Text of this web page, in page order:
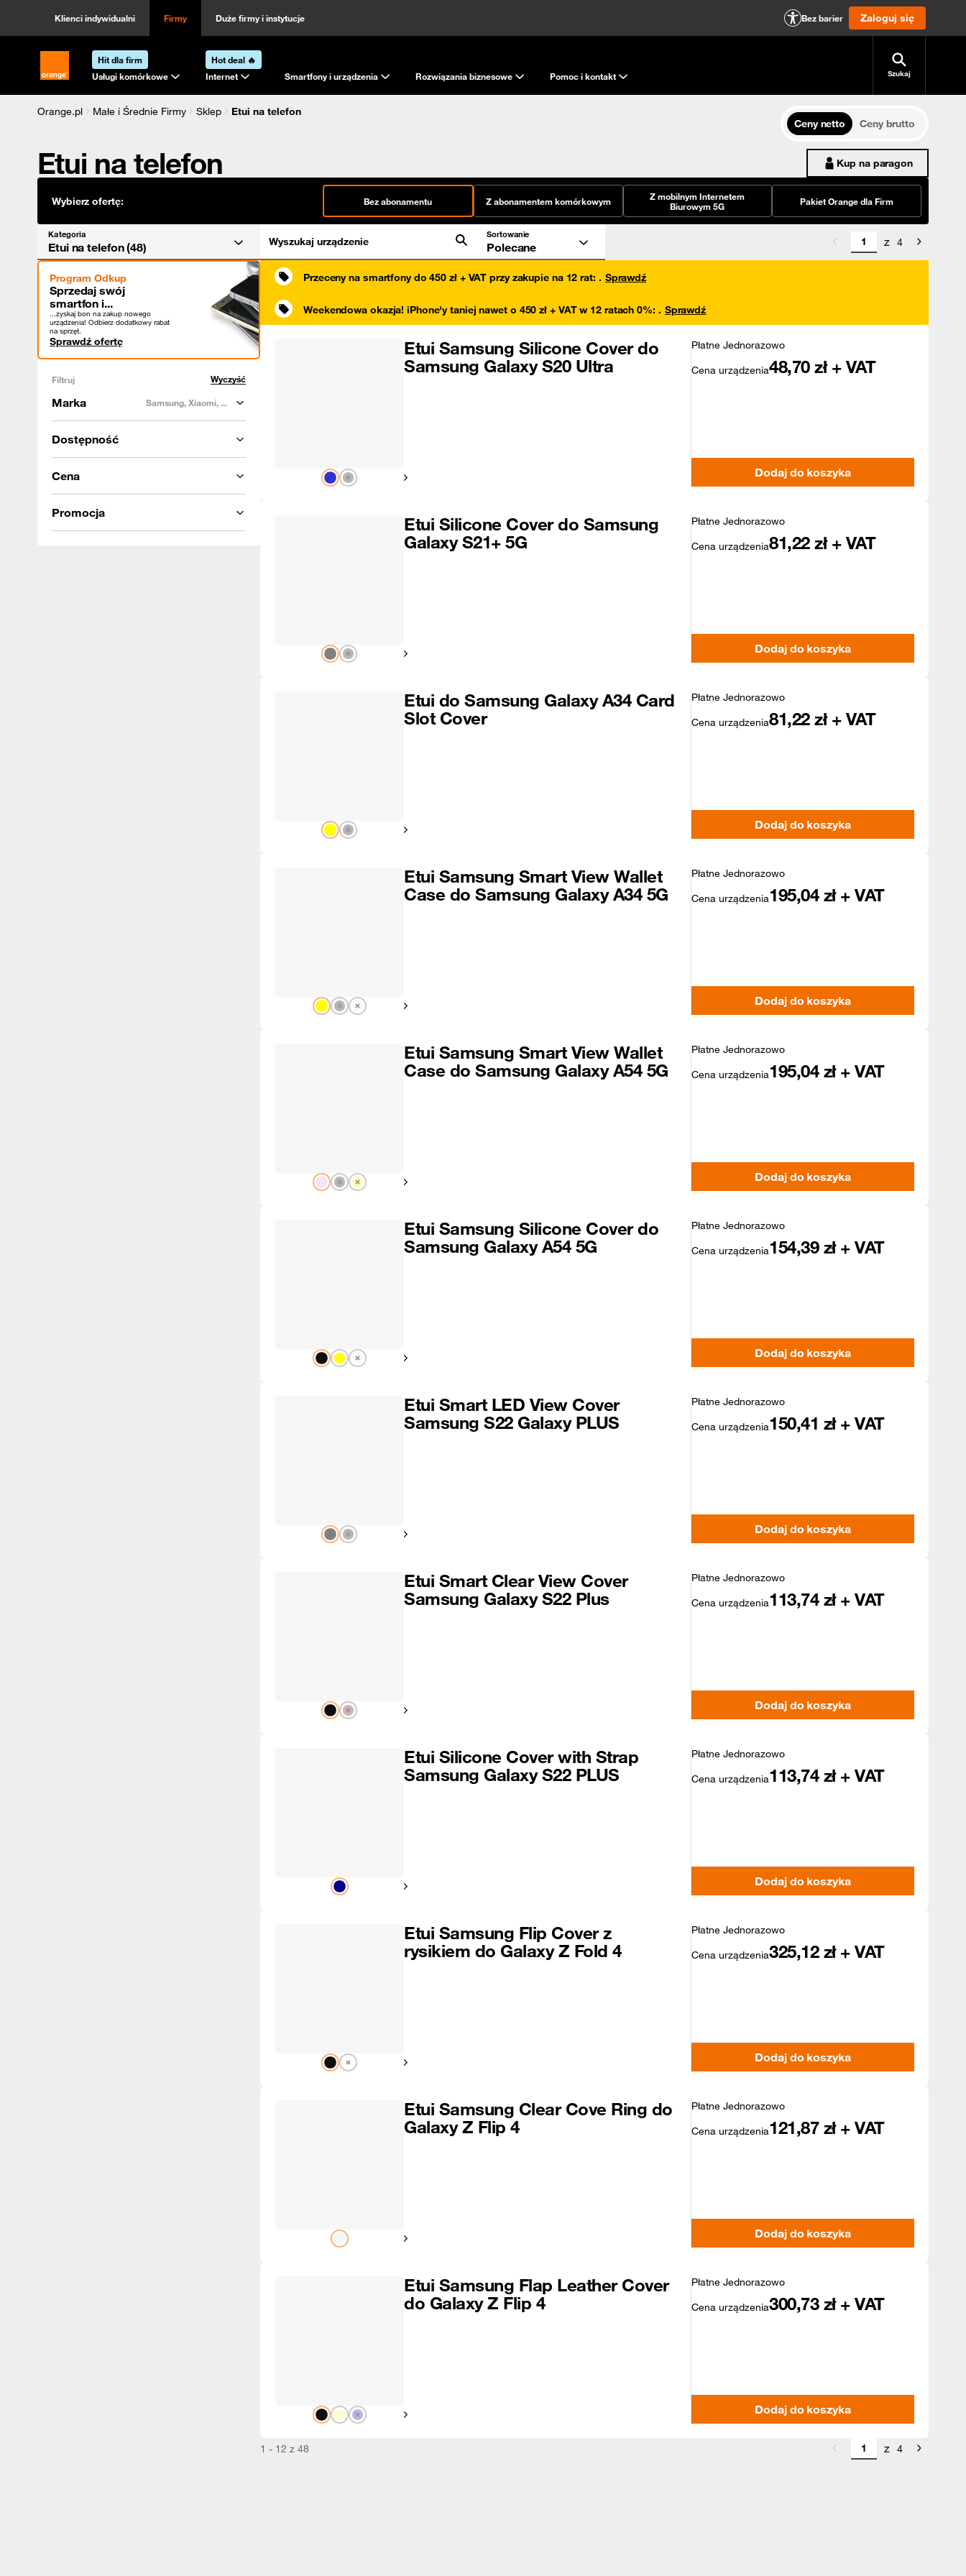
Klienci indywidualni Firmy Duże firmy i instytucje Bez barier Zaloguj się
Strona główna Orange.pl
Hit dla firm
Usługi komórkowe
Hot deal 🔥
Internet
Smartfony i urządzenia Rozwiązania biznesowe Pomoc i kontakt Szukaj
Orange.pl Małe i Średnie Firmy Sklep
Etui na telefon
Ceny netto
Ceny brutto
Etui na telefon Kup na paragon
Wybierz ofertę: Bez abonamentu Z abonamentem komórkowym
Z mobilnym Internetem
Biurowym 5G
Pakiet Orange dla Firm
Kategoria
Etui na telefon (48) Wyszukaj urządzenie
Sortowanie
Polecane z 4
Program Odkup
Sprzedaj swój
smartfon i...
...zyskaj bon na zakup nowego
urządzenia! Odbierz dodatkowy rabat
na sprzęt.
Sprawdź ofertę
Filtruj Wyczyść
Marka Samsung, Xiaomi, ...
Dostępność
Cena
Promocja
Przeceny na smartfony do 450 zł + VAT przy zakupie na 12 rat: . Sprawdź
Weekendowa okazja! iPhone'y taniej nawet o 450 zł + VAT w 12 ratach 0%: . Sprawdź
Pokaż następny
Etui Samsung Silicone Cover do
Samsung Galaxy S20 Ultra
Płatne Jednorazowo
Cena urządzenia48,70 zł + VAT
Dodaj do koszyka
Pokaż następny
Etui Silicone Cover do Samsung
Galaxy S21+ 5G
Płatne Jednorazowo
Cena urządzenia81,22 zł + VAT
Dodaj do koszyka
Pokaż następny
Etui do Samsung Galaxy A34 Card
Slot Cover
Płatne Jednorazowo
Cena urządzenia81,22 zł + VAT
Dodaj do koszyka
Pokaż następny
Etui Samsung Smart View Wallet
Case do Samsung Galaxy A34 5G
Płatne Jednorazowo
Cena urządzenia195,04 zł + VAT
Dodaj do koszyka
Pokaż następny
Etui Samsung Smart View Wallet
Case do Samsung Galaxy A54 5G
Płatne Jednorazowo
Cena urządzenia195,04 zł + VAT
Dodaj do koszyka
Pokaż następny
Etui Samsung Silicone Cover do
Samsung Galaxy A54 5G
Płatne Jednorazowo
Cena urządzenia154,39 zł + VAT
Dodaj do koszyka
Pokaż następny
Etui Smart LED View Cover
Samsung S22 Galaxy PLUS
Płatne Jednorazowo
Cena urządzenia150,41 zł + VAT
Dodaj do koszyka
Pokaż następny
Etui Smart Clear View Cover
Samsung Galaxy S22 Plus
Płatne Jednorazowo
Cena urządzenia113,74 zł + VAT
Dodaj do koszyka
Pokaż następny
Etui Silicone Cover with Strap
Samsung Galaxy S22 PLUS
Płatne Jednorazowo
Cena urządzenia113,74 zł + VAT
Dodaj do koszyka
Pokaż następny
Etui Samsung Flip Cover z
rysikiem do Galaxy Z Fold 4
Płatne Jednorazowo
Cena urządzenia325,12 zł + VAT
Dodaj do koszyka
Pokaż następny
Etui Samsung Clear Cove Ring do
Galaxy Z Flip 4
Płatne Jednorazowo
Cena urządzenia121,87 zł + VAT
Dodaj do koszyka
Pokaż następny
Etui Samsung Flap Leather Cover
do Galaxy Z Flip 4
Płatne Jednorazowo
Cena urządzenia300,73 zł + VAT
Dodaj do koszyka
1 - 12 z 48 z 4